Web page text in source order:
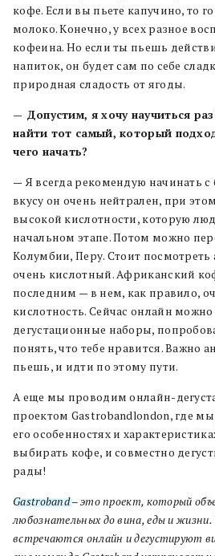
кофе. Если вы пьете капучино, то
молоко. Конечно, у всех разное
кофеина. Но если ты пьешь
напиток, он будет сам по себе
природная сладость от ягоды.
— Допустим, я хочу научиться
найти тот самый, который
чего начать?
— Я всегда рекомендую начинать с
вкусу он очень нейтрален, при
высокой кислотности, которую
начальном этапе. Потом можно
Колумбии, Перу. Стоит посмотреть
очень кислотный. Африканский
последним — в нем, как правило,
кислотность. Сейчас онлайн можно
дегустационные наборы,
понять, что тебе нравится. Важно
пьешь, и идти по этому пути.
А еще мы проводим онлайн-
проектом Gastrobandlondon, где
его особенностях и
выбирать кофе, и совместно
рады!
Gastroband– это проект, который
любознательных до вина, еды и жизни.
встречаются онлайн и дегустируют